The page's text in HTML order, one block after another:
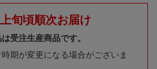
旬頃順次お届け
受注生産商品です。
期が変更になる場合がございま